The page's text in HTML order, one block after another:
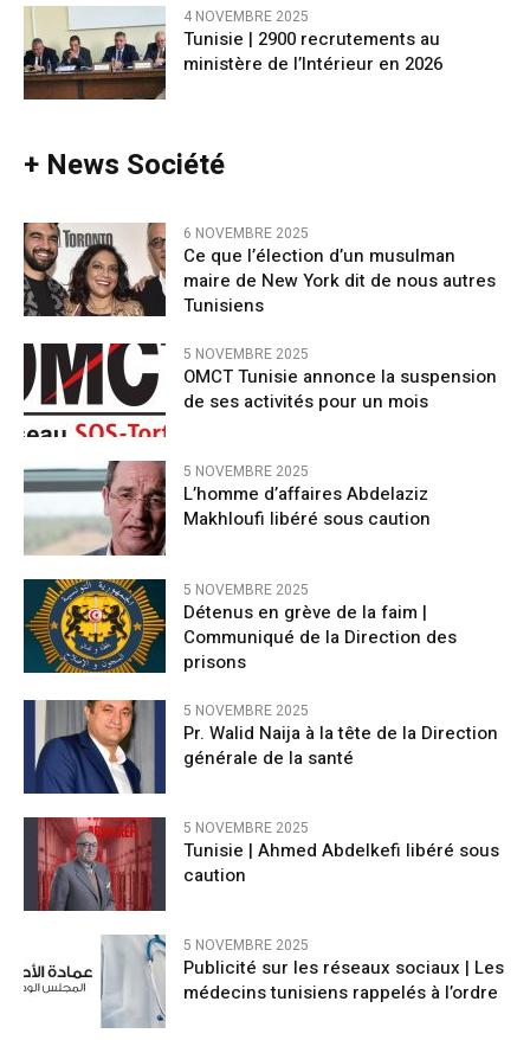
4 NOVEMBRE 2025
Tunisie | 2900 recrutements au
ministère de l’Intérieur en 2026
+ News Société
6 NOVEMBRE 2025
Ce que l’élection d’un musulman
maire de New York dit de nous autres
Tunisiens
5 NOVEMBRE 2025
OMCT Tunisie annonce la suspension
de ses activités pour un mois
5 NOVEMBRE 2025
L’homme d’affaires Abdelaziz
Makhloufi libéré sous caution
5 NOVEMBRE 2025
Détenus en grève de la faim |
Communiqué de la Direction des
prisons
5 NOVEMBRE 2025
Pr. Walid Naija à la tête de la Direction
générale de la santé
5 NOVEMBRE 2025
Tunisie | Ahmed Abdelkefi libéré sous
caution
5 NOVEMBRE 2025
Publicité sur les réseaux sociaux | Les
médecins tunisiens rappelés à l’ordre